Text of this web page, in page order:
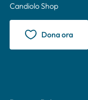
Candiolo Shop
Dona ora